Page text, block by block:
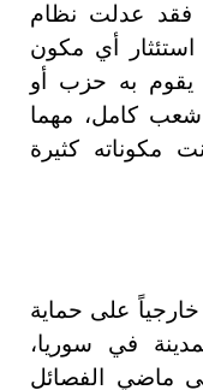
فقد عدلت نظام
استئثار أي مكون
يقوم به حزب أو
شعب كامل، مهما
مكوناته كثيرة
على حماية
في سوريا،
ماضي الفصائل